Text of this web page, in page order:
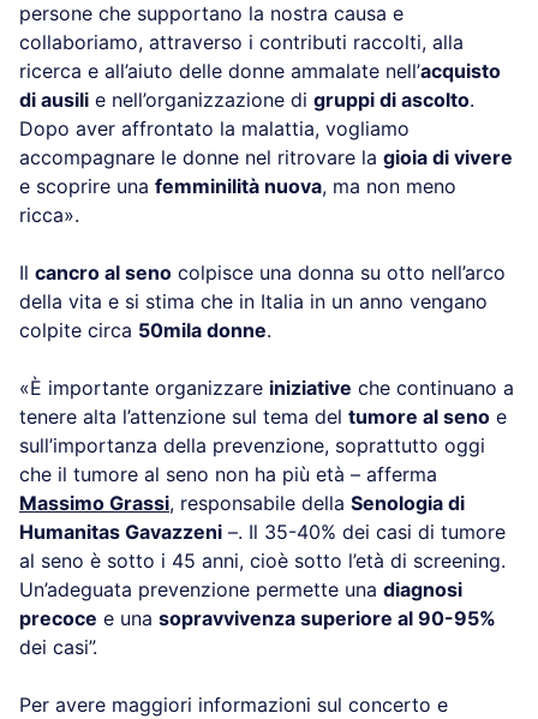
persone che supportano la nostra causa e
collaboriamo, attraverso i contributi raccolti, alla
ricerca e all’aiuto delle donne ammalate nell’acquisto
di ausili e nell’organizzazione di gruppi di ascolto.
Dopo aver affrontato la malattia, vogliamo
accompagnare le donne nel ritrovare la gioia di vivere
e scoprire una femminilità nuova, ma non meno
ricca».
Il cancro al seno colpisce una donna su otto nell’arco
della vita e si stima che in Italia in un anno vengano
colpite circa 50mila donne.
«È importante organizzare iniziative che continuano a
tenere alta l’attenzione sul tema del tumore al seno e
sull’importanza della prevenzione, soprattutto oggi
che il tumore al seno non ha più età – afferma
Massimo Grassi, responsabile della Senologia di
Humanitas Gavazzeni –. Il 35-40% dei casi di tumore
al seno è sotto i 45 anni, cioè sotto l’età di screening.
Un’adeguata prevenzione permette una diagnosi
precoce e una sopravvivenza superiore al 90-95%
dei casi”.
Per avere maggiori informazioni sul concerto e